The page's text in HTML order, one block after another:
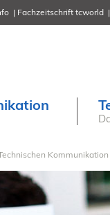
Fachzeitschrift tcworld
Kommunikation